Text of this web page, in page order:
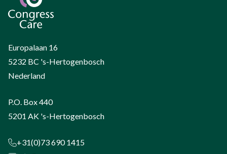
Europalaan 16
5232 BC 's-Hertogenbosch
Nederland
P.O. Box 440
5201 AK 's-Hertogenbosch
+31(0)73 690 1415